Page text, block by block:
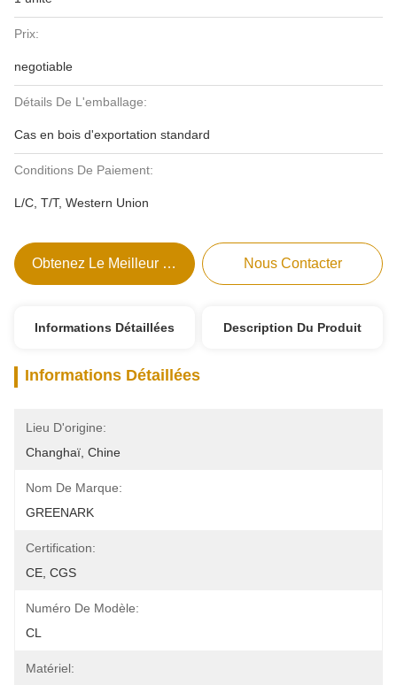
Prix:
negotiable
Détails De L'emballage:
Cas en bois d'exportation standard
Conditions De Paiement:
L/C, T/T, Western Union
Obtenez Le Meilleur Prix Nous Contacter
Informations Détaillées Description Du Produit
Informations Détaillées
Lieu D'origine:
Changhaï, Chine
Nom De Marque:
GREENARK
Certification:
CE, CGS
Numéro De Modèle:
CL
Matériel: